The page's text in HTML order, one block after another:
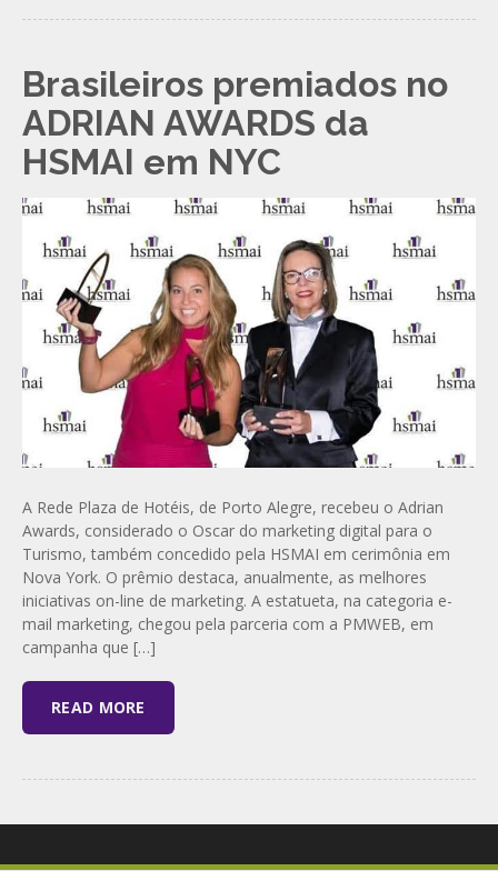
Brasileiros premiados no
ADRIAN AWARDS da
HSMAI em NYC
A Rede Plaza de Hotéis, de Porto Alegre, recebeu o Adrian
Awards, considerado o Oscar do marketing digital para o
Turismo, também concedido pela HSMAI em cerimônia em
Nova York. O prêmio destaca, anualmente, as melhores
iniciativas on-line de marketing. A estatueta, na categoria e-
mail marketing, chegou pela parceria com a PMWEB, em
campanha que […]
READ MORE